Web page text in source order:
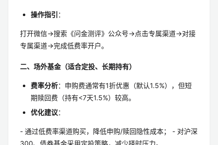
操作指引 ：
打开微信→搜索《问金测评》公众号→点击专属渠道→对接
专属渠道→完成低费率开户。
二、场外基金（适合定投、长期持有）
费率分析：申购费通常有1折优惠（默认1.5%），但短
期赎回费（持有<7天1.5%）较高。
优化建议：
- 通过低费率渠道购买，降低申购/赎回隐性成本； - 对沪深
300、债券基金采用定投策略，减少择时压力。